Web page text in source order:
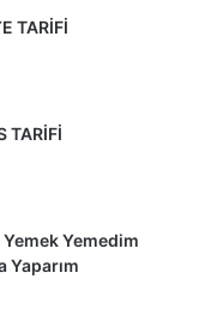
TARİFİ
TARİFİ
Yemedim
Yaparım